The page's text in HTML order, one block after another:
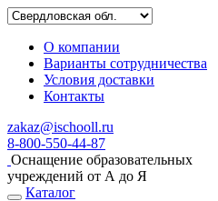
О компании
Варианты сотрудничества
Условия доставки
Контакты
zakaz@ischooll.ru
8-800-550-44-87
Оснащение образовательных
учреждений от А до Я
Каталог